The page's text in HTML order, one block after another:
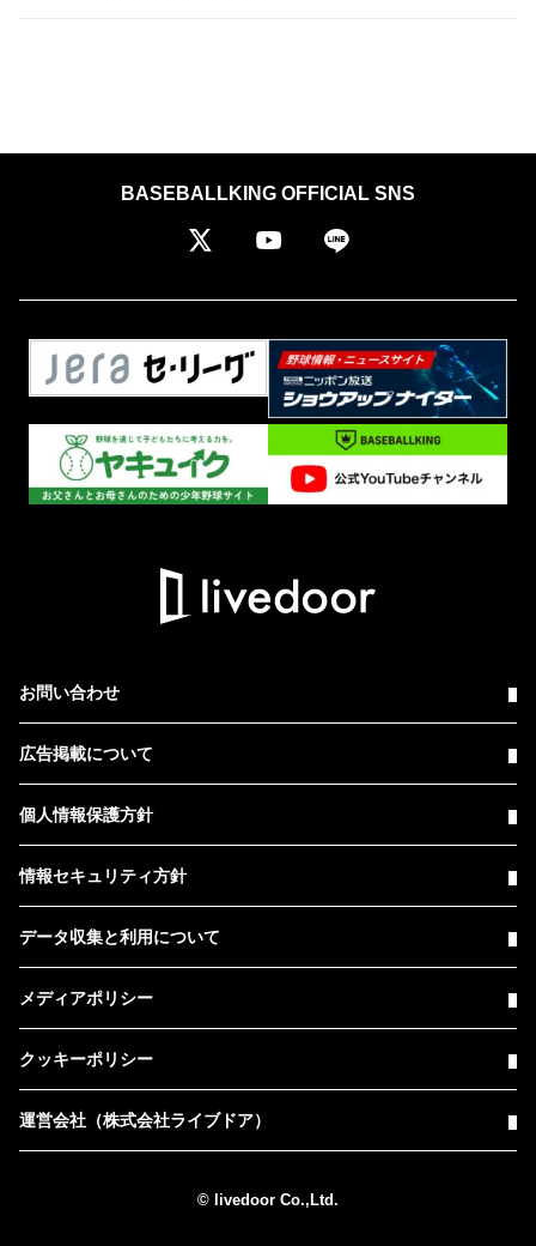
BASEBALLKING OFFICIAL SNS
お問い合わせ
広告掲載について
個人情報保護方針
情報セキュリティ方針
データ収集と利用について
メディアポリシー
クッキーポリシー
運営会社（株式会社ライブドア）
© livedoor Co.,Ltd.